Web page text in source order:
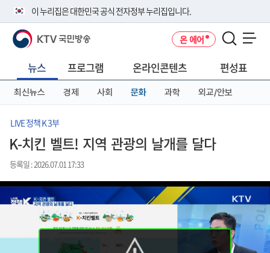
이 누리집은 대한민국 공식 전자정부 누리집입니다.
공식 누리집 주소 확인하기
니다.
이밖에 or.kr 또는 .kr등 다른 도메인 주소를 사용하고 있다면 아래 URL에
서 도메인 주소를 확인해 보세요
KTV 국민방송 온 에어
뉴스 프로그램 온라인콘텐츠 편성표
최신뉴스 경제 사회 문화 과학 외교/안보
LIVE 정책 K 3부
K-치킨 벨트! 지역 관광의 날개를 달다
등록일 : 2026.07.01 17:33